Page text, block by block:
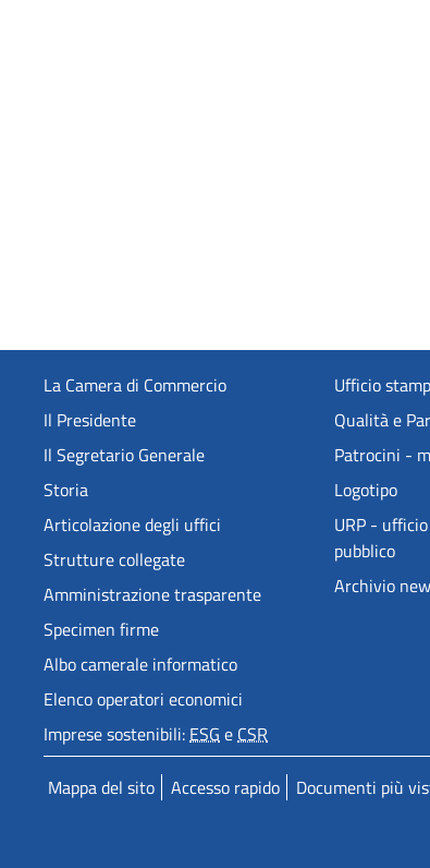
La Camera di Commercio
Il Presidente
Il Segretario Generale
Storia
Articolazione degli uffici
Strutture collegate
Amministrazione trasparente
Specimen firme
Albo camerale informatico
Elenco operatori economici
Imprese sostenibili:ESGeCSR
Ufficio
Qualità e
Patrocini -
Logotipo
URP -
pubblico
Archivio
Mappa del sito Accesso rapido Documenti più